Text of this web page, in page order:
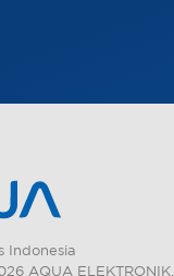
Indonesia
AQUA ELEKTRONIK.